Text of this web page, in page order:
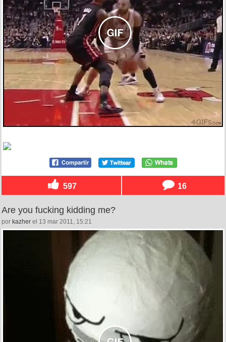
597 16
Are you fucking kidding me?
por kazher el 13 mar 2011, 15:21